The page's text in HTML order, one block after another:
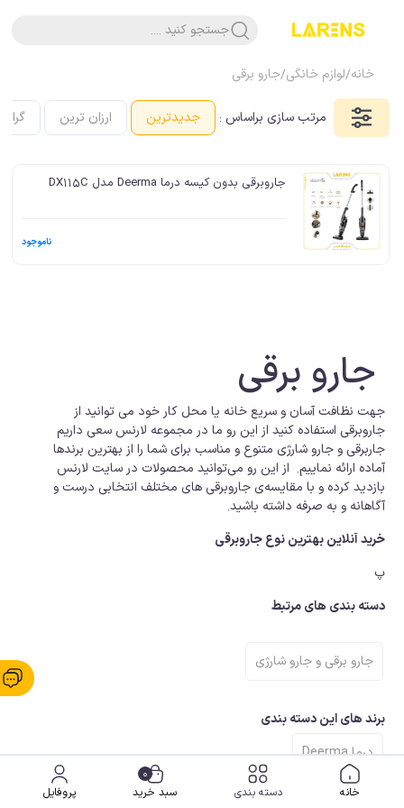
جستجو کنید ....
خانه/لوازم خانگی/جارو برقی
مرتب سازی براساس : جدیدترین ارزان ترین
جاروبرقی بدون کیسه درما Deerma مدل DX115C
ناموجود
جارو برقی
جهت نظافت آسان و سریع خانه یا محل کار خود می توانید از
جاروبرقی استفاده کنید از این رو ما در مجموعه لارنس سعی داریم
جاربرقی و جارو شارژی متنوع و مناسب برای شما را از بهترین برندها
آماده ارائه نماییم. از این رو می‌توانید محصولات در سایت لارنس
بازدید کرده و با مقایسه‌ی جاروبرقی های مختلف انتخابی درست و
آگاهانه و به صرفه داشته باشید.
خرید آنلاین بهترین نوع جاروبرقی
پ
دسته بندی های مرتبط
جارو برقی و جارو شارژی
برند های این دسته بندی
درما Deerma
پروفایل
0
سبد خرید دسته بندی خانه